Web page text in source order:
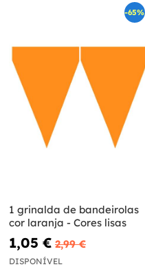
-65%
1 grinalda de bandeirolas
cor laranja - Cores lisas
1,05 € 2,99 €
DISPONÍVEL